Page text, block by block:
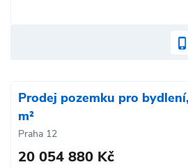
Prodej pozemku pro
m²
Praha 12
20 054 880 Kč